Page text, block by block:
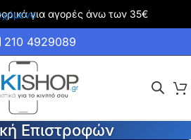
για αγορές άνω των 35€
210 4929089
Επιστροφών